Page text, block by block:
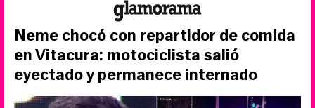
Neme chocó con repartidor de comida
en Vitacura: motociclista salió
eyectado y permanece internado